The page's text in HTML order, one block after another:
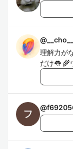
@ __cho__
理解力が
だけ👅 🌾
@